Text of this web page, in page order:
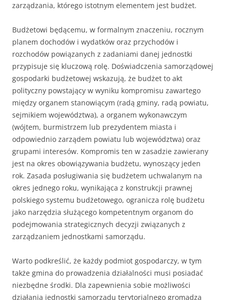
zarządzania, którego istotnym elementem jest budżet.
Budżetowi będącemu, w formalnym znaczeniu, rocznym
planem dochodów i wydatków oraz przychodów i
rozchodów powiązanych z zadaniami danej jednostki
przypisuje się kluczową rolę. Doświadczenia samorządowej
gospodarki budżetowej wskazują, że budżet to akt
polityczny powstający w wyniku kompromisu zawartego
między organem stanowiącym (radą gminy, radą powiatu,
sejmikiem województwa), a organem wykonawczym
(wójtem, burmistrzem lub prezydentem miasta i
odpowiednio zarządem powiatu lub województwa) oraz
grupami interesów. Kompromis ten w zasadzie zawierany
jest na okres obowiązywania budżetu, wynoszący jeden
rok. Zasada posługiwania się budżetem uchwalanym na
okres jednego roku, wynikająca z konstrukcji prawnej
polskiego systemu budżetowego, ogranicza rolę budżetu
jako narzędzia służącego kompetentnym organom do
podejmowania strategicznych decyzji związanych z
zarządzaniem jednostkami samorządu.
Warto podkreślić, że każdy podmiot gospodarczy, w tym
także gmina do prowadzenia działalności musi posiadać
niezbędne środki. Dla zapewnienia sobie możliwości
działania jednostki samorządu terytorialnego gromadzą